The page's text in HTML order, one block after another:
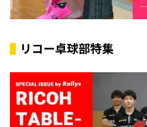
リコー卓球部特集